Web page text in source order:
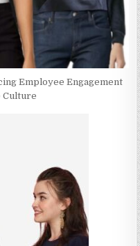
Employee Engagement
Culture